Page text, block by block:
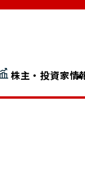
株主・投資家情